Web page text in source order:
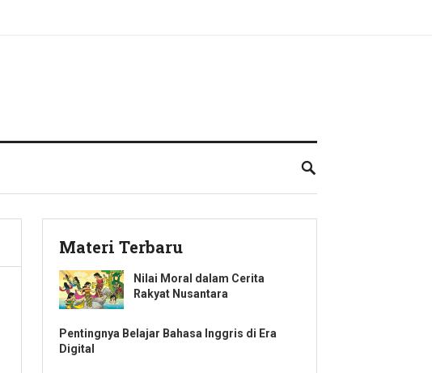
Materi Terbaru
Nilai Moral dalam Cerita
Rakyat Nusantara
Pentingnya Belajar Bahasa Inggris di Era
Digital